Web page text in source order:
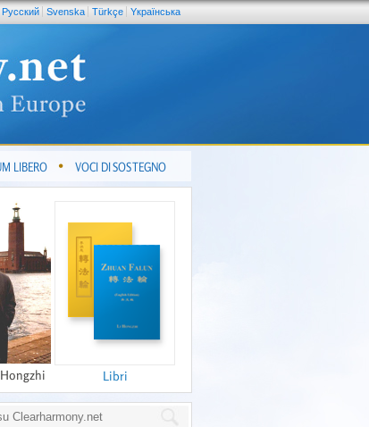
Pусский Svenska Türkçe Yкраїнська
LIBERO VOCI DI SOSTEGNO
Libri